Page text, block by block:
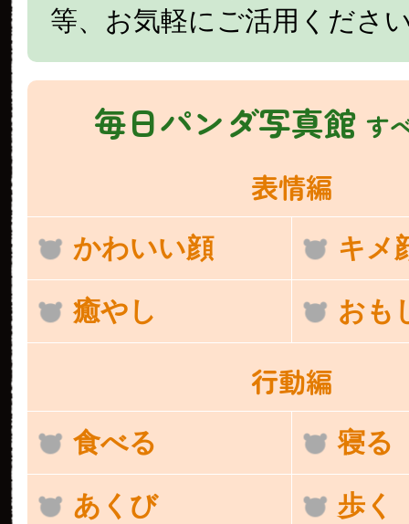
等、お気軽にご活用くださ
毎日パンダ写真館 す
表情編
かわいい顔 キメ
癒やし おも
行動編
食べる 寝る
あくび 歩く